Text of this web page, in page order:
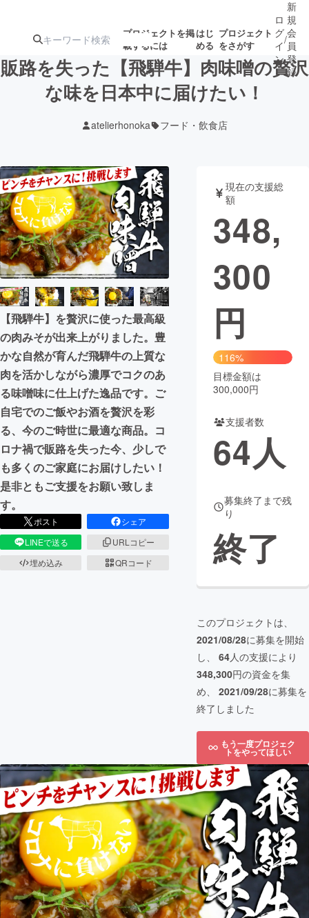
プロジェクトを掲
載するには
はじ
める
プロジェクト
をさがす
ターン
ジェクト
募集終了が近いプ
ロジェクト
アート・写真 音楽
テクノロジー・ガジェット ゲーム・サ
映像・映画
ビジネス・起業
まちづくり・地域活性化
CAMPFIRE for Social Good
CAMPFIRE Creation
CAMPFIREふるさと納税machi-ya コミュニティ
ロ
グ
イ
ン
/
新
規
会
員
登
録
販路を失った【飛騨牛】肉味噌の贅沢
な味を日本中に届けたい！
atelierhonoka フード・飲食店
【飛騨牛】を贅沢に使った最高級
の肉みそが出来上がりました。豊
かな自然が育んだ飛騨牛の上質な
肉を活かしながら濃厚でコクのあ
る味噌味に仕上げた逸品です。ご
自宅でのご飯やお酒を贅沢を彩
る、今のご時世に最適な商品。コ
ロナ禍で販路を失った今、少しで
も多くのご家庭にお届けしたい！
是非ともご支援をお願い致しま
す。
ポスト
シェア
LINEで送る
URLコピー
埋め込み
QRコード
現在の支援総
額
348,
300
円
116%
目標金額は
300,000円
支援者数
64人
募集終了まで残
り
終了
このプロジェクトは、
2021/08/28に募集を開始
し、 64人の支援により
348,300円の資金を集
め、 2021/09/28に募集を
終了しました
もう一度プロジェク
トをやってほしい